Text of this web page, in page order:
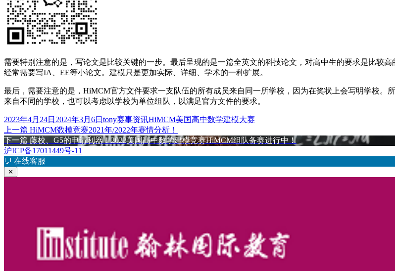
需要特别注意的是，写论文是比较关键的一步。最后呈现的是一篇全英文的科技论文，对高中生的要求是比较
经常需要写IA、EE等小论文。建模只是更加实际、详细、学术的一种扩展。
最后，需要注意的是，HiMCM官方文件要求一支队伍的所有成员来自同一所学校，因为在奖状上会写明学校
来自不同的学校，也可以考虑以学校为单位组队，以满足官方文件的要求。
发
布
于
2023年4月24日 2024年3月6日 作
者
tony分
类
赛事资讯标
签
HiMCM美国高中数学建模大赛
文
章
导
航
上一篇 上
篇
文
章：
HiMCM数模竞赛2021年/2022年赛情分析！
下一篇 下
篇
文
藤校、G5的申请利器！2023美国高中数学建模竞赛HiMCM组队备赛进行中！
沪ICP备17011449号-11
💬 在线客服
✕